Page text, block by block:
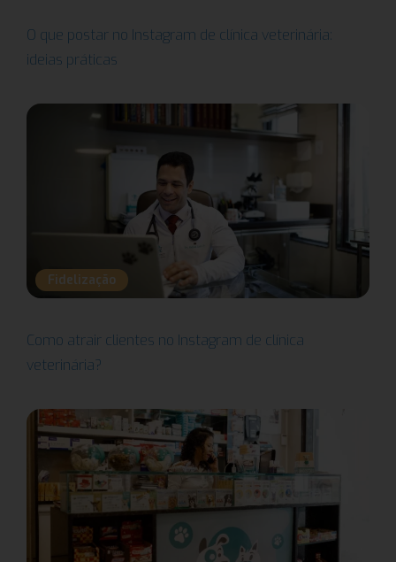
O que postar no Instagram de clínica veterinária:
ideias práticas
Fidelização
Como atrair clientes no Instagram de clínica
veterinária?